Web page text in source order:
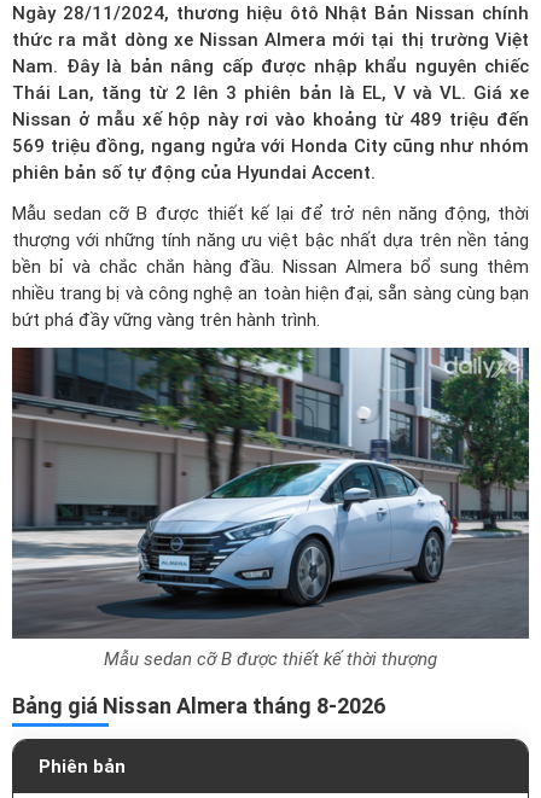
Ngày 28/11/2024, thương hiệu ôtô Nhật Bản Nissan chính
thức ra mắt dòng xe Nissan Almera mới tại thị trường Việt
Nam. Đây là bản nâng cấp được nhập khẩu nguyên chiếc
Thái Lan, tăng từ 2 lên 3 phiên bản là EL, V và VL. Giá xe
Nissan ở mẫu xế hộp này rơi vào khoảng từ 489 triệu đến
569 triệu đồng, ngang ngửa với Honda City cũng như nhóm
phiên bản số tự động của Hyundai Accent.
Mẫu sedan cỡ B được thiết kế lại để trở nên năng động, thời
thượng với những tính năng ưu việt bậc nhất dựa trên nền tảng
bền bỉ và chắc chắn hàng đầu. Nissan Almera bổ sung thêm
nhiều trang bị và công nghệ an toàn hiện đại, sẵn sàng cùng bạn
bứt phá đầy vững vàng trên hành trình.
Mẫu sedan cỡ B được thiết kế thời thượng
Bảng giá Nissan Almera tháng 8-2026
Phiên bản